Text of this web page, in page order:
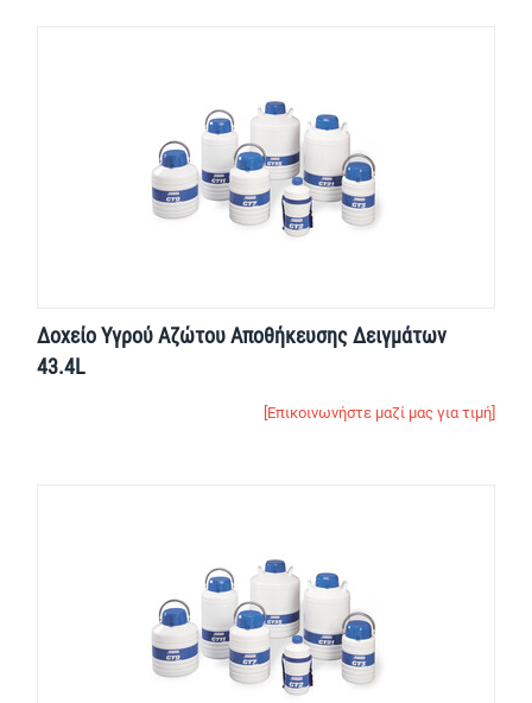
Δοχείο Yγρού Aζώτου Αποθήκευσης Δειγμάτων
43.4L
[Επικοινωνήστε μαζί μας για τιμή]